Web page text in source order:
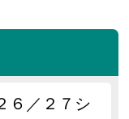
６／２７シ